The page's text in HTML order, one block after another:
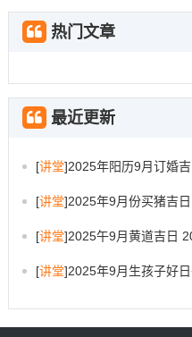
热门文章
最近更新
[讲堂]2025年阳历9月订婚
[讲堂]2025年9月份买猪吉
[讲堂]2025午9月黄道吉日
[讲堂]2025年9月生孩子好